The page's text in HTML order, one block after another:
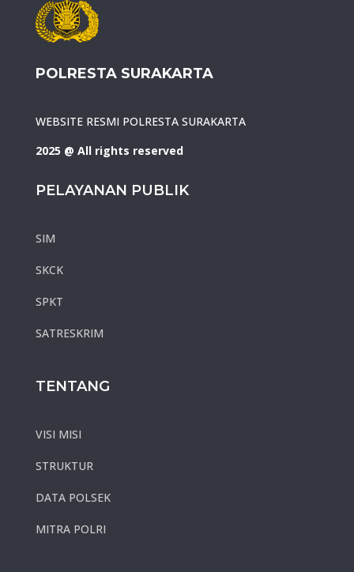
POLRESTA SURAKARTA
WEBSITE RESMI POLRESTA SURAKARTA
2025 @ All rights reserved
PELAYANAN PUBLIK
SIM
SKCK
SPKT
SATRESKRIM
TENTANG
VISI MISI
STRUKTUR
DATA POLSEK
MITRA POLRI